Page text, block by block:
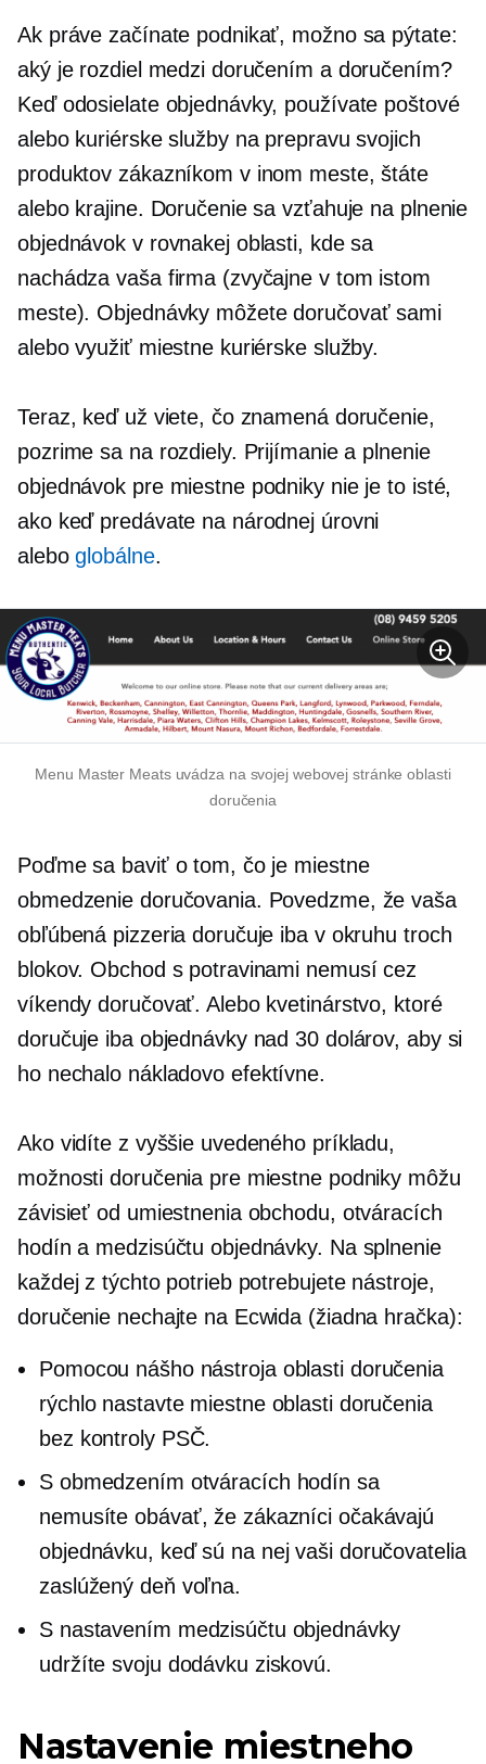
Ak práve začínate podnikať, možno sa pýtate:
aký je rozdiel medzi doručením a doručením?
Keď odosielate objednávky, používate poštové
alebo kuriérske služby na prepravu svojich
produktov zákazníkom v inom meste, štáte
alebo krajine. Doručenie sa vzťahuje na plnenie
objednávok v rovnakej oblasti, kde sa
nachádza vaša firma (zvyčajne v tom istom
meste). Objednávky môžete doručovať sami
alebo využiť miestne kuriérske služby.
Teraz, keď už viete, čo znamená doručenie,
pozrime sa na rozdiely. Prijímanie a plnenie
objednávok pre miestne podniky nie je to isté,
ako keď predávate na národnej úrovni
aleboglobálne.
Menu Master Meats uvádza na svojej webovej stránke oblasti
doručenia
Poďme sa baviť o tom, čo je miestne
obmedzenie doručovania. Povedzme, že vaša
obľúbená pizzeria doručuje iba v okruhu troch
blokov. Obchod s potravinami nemusí cez
víkendy doručovať. Alebo kvetinárstvo, ktoré
doručuje iba objednávky nad 30 dolárov, aby si
ho nechalo nákladovo efektívne.
Ako vidíte z vyššie uvedeného príkladu,
možnosti doručenia pre miestne podniky môžu
závisieť od umiestnenia obchodu, otváracích
hodín a medzisúčtu objednávky. Na splnenie
každej z týchto potrieb potrebujete nástroje,
doručenie nechajte na Ecwida (žiadna hračka):
Pomocou nášho nástroja oblasti doručenia
rýchlo nastavte miestne oblasti doručenia
bez kontroly PSČ.
S obmedzením otváracích hodín sa
nemusíte obávať, že zákazníci očakávajú
objednávku, keď sú na nej vaši doručovatelia
zaslúžený deň voľna.
S nastavením medzisúčtu objednávky
udržíte svoju dodávku ziskovú.
Nastavenie miestneho